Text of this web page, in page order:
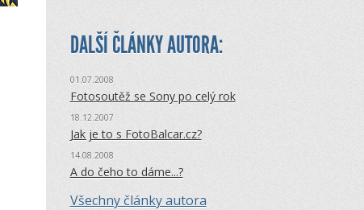
DALŠÍ ČLÁNKY AUTORA:
01.07.2008
Fotosoutěž se Sony po celý rok
18.12.2007
Jak je to s FotoBalcar.cz?
14.08.2008
A do čeho to dáme...?
Všechny články autora